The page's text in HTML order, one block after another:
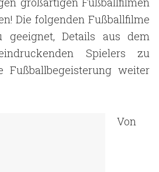
Die folgenden Fußballfilme
geeignet, Details aus dem
Spielers zu
Fußballbegeisterung weiter
Von